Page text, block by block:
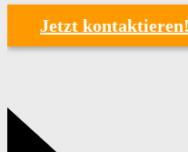
Jetzt kontaktieren!